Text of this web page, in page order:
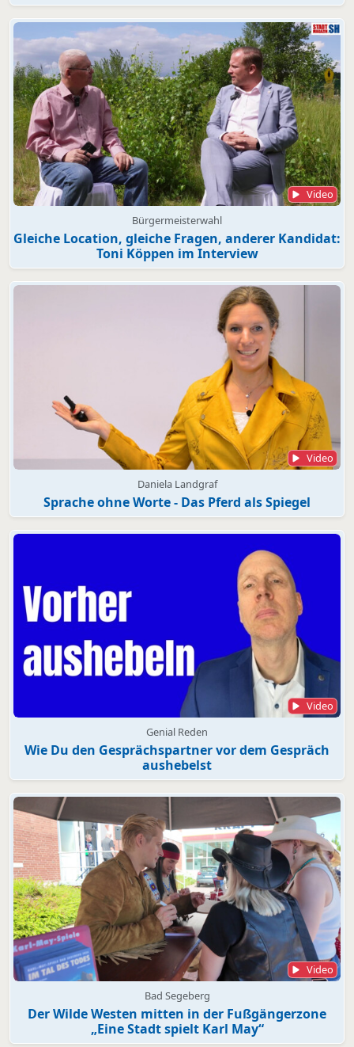
Video
Bürgermeisterwahl
Gleiche Location, gleiche Fragen, anderer Kandidat:
Toni Köppen im Interview
Video
Daniela Landgraf
Sprache ohne Worte - Das Pferd als Spiegel
Video
Genial Reden
Wie Du den Gesprächspartner vor dem Gespräch
aushebelst
Video
Bad Segeberg
Der Wilde Westen mitten in der Fußgängerzone
„Eine Stadt spielt Karl May“